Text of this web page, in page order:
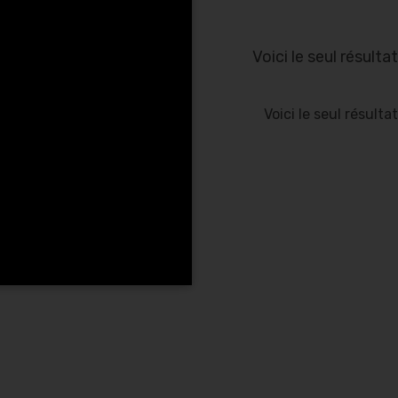
Voici le seul résultat
Voici le seul résultat